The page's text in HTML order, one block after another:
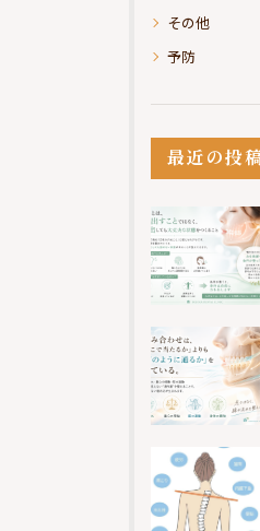
その他
予防
最近の投